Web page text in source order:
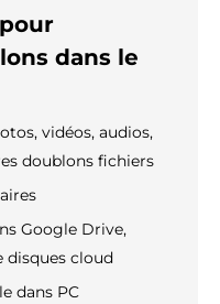
dans le
vidéos, audios,
doublons fichiers
Google Drive,
disques cloud
dans PC